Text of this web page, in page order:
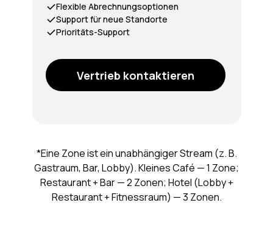
*Eine Zone ist ein unabhängiger Stream (z. B.
Gastraum, Bar, Lobby). Kleines Café — 1 Zone;
Restaurant + Bar — 2 Zonen; Hotel (Lobby +
Restaurant + Fitnessraum) — 3 Zonen.
Vertrieb kontaktieren
Flexible Abrechnungsoptionen
Support für neue Standorte
Prioritäts-Support